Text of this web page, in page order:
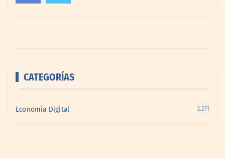
CATEGORÍAS
Economía Digital 2.271